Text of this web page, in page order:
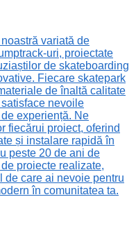
variată de
uri, proiectate
de skateboarding
Fiecare skatepark
de înaltă calitate
nevoile
experiență. Ne
fiecărui proiect, oferind
și instalare rapidă în
peste 20 de ani de
proiecte realizate,
de care ai nevoie pentru
în comunitatea ta.